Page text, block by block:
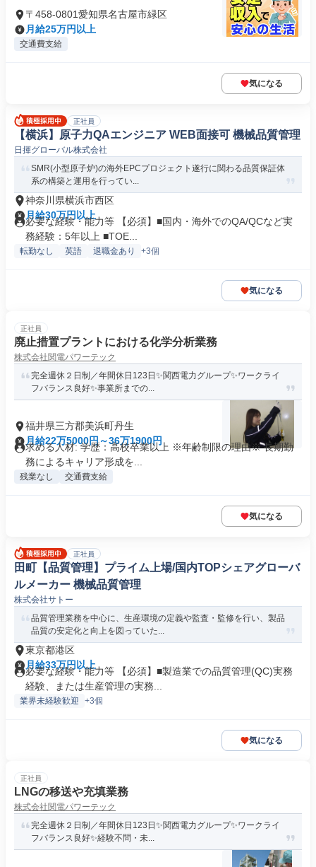
〒458-0801愛知県名古屋市緑区
月給25万円以上
交通費支給
気になる
正社員
【横浜】原子力QAエンジニア WEB面接可 機械品質管理
日揮グローバル株式会社
SMR(小型原子炉)の海外EPCプロジェクト遂行に関わる品質保証体
系の構築と運用を行ってい...
神奈川県横浜市西区
月給30万円以上
必要な経験・能力等 【必須】■国内・海外でのQA/QCなど実
務経験：5年以上 ■TOE...
転勤なし 英語 退職金あり +3個
気になる
正社員
廃止措置プラントにおける化学分析業務
株式会社関電パワーテック
完全週休２日制／年間休日123日✨関西電力グループ✨ワークライ
フバランス良好✨事業所までの...
福井県三方郡美浜町丹生
月給22万5000円～36万1900円
求める人材: 学歴：高校卒業以上 ※年齢制限の理由※ 長期勤
務によるキャリア形成を...
残業なし 交通費支給
気になる
正社員
田町【品質管理】プライム上場/国内TOPシェアグローバ
ルメーカー 機械品質管理
株式会社サトー
品質管理業務を中心に、生産環境の定義や監査・監修を行い、製品
品質の安定化と向上を図っていた...
東京都港区
月給33万円以上
必要な経験・能力等 【必須】■製造業での品質管理(QC)実務
経験、または生産管理の実務...
業界未経験歓迎 +3個
気になる
正社員
LNGの移送や充填業務
株式会社関電パワーテック
完全週休２日制／年間休日123日✨関西電力グループ✨ワークライ
フバランス良好✨経験不問・未...